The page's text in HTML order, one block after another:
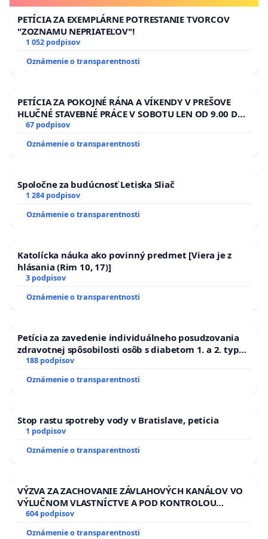
PETÍCIA ZA EXEMPLÁRNE POTRESTANIE TVORCOV
"ZOZNAMU NEPRIATEĽOV"!
1 052 podpisov
Oznámenie o transparentnosti
PETÍCIA ZA POKOJNÉ RÁNA A VÍKENDY V PREŠOVE
HLUČNÉ STAVEBNÉ PRÁCE V SOBOTU LEN OD 9.00 DO
13.00 HOD., CEZ PRACOVNÝ TÝŽDEŇ CIEĽ 8.00 – 18.00
ĎUMBIERSKEJ/MAGU
67 podpisov
Oznámenie o transparentnosti
Spoločne za budúcnosť Letiska Sliač
1 284 podpisov
Oznámenie o transparentnosti
Katolícka náuka ako povinný predmet [Viera je z
hlásania (Rim 10, 17)]
3 podpisov
Oznámenie o transparentnosti
Petícia za zavedenie individuálneho posudzovania
zdravotnej spôsobilosti osôb s diabetom 1. a 2. typu
pri prijímaní do Policajného zboru SR
188 podpisov
Oznámenie o transparentnosti
Stop rastu spotreby vody v Bratislave, peticia
1 podpisov
Oznámenie o transparentnosti
VÝZVA ZA ZACHOVANIE ZÁVLAHOVÝCH KANÁLOV VO
VÝLUČNOM VLASTNÍCTVE A POD KONTROLOU
SLOVENSKEJ REPUBLIKY & žiadosť na riešenie
604 podpisov
Oznámenie o transparentnosti